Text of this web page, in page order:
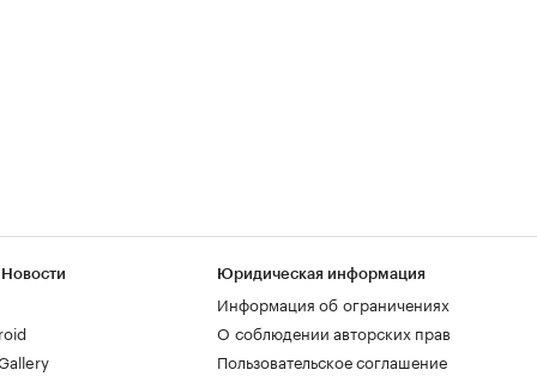
Юридическая информация
Информация об ограничениях
О соблюдении авторских прав
Пользовательское соглашение